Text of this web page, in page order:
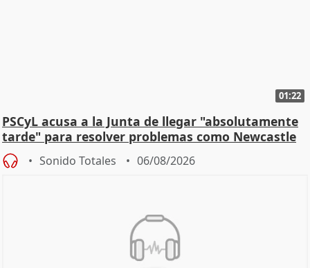
01:22
PSCyL acusa a la Junta de llegar "absolutamente
tarde" para resolver problemas como Newcastle
Sonido Totales 06/08/2026